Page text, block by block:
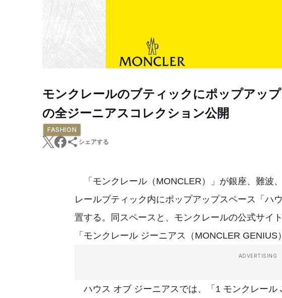
モンクレールのブティックにポップアッ
の全ジーニアスコレクション公開
FASHION
シェアする
「モンクレール（MONCLER）」が銀座、難波
レールブティック内にポップアップスペース「ハ
置する。同スペースと、モンクレールの公式サイ
「モンクレール ジーニアス（MONCLER GENIUS
ADVERTISING
ハウス オブ ジーニアスでは、「1 モンクレール